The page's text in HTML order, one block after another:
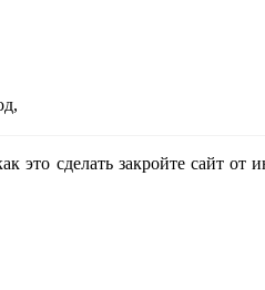
это сделать закройте сайт от